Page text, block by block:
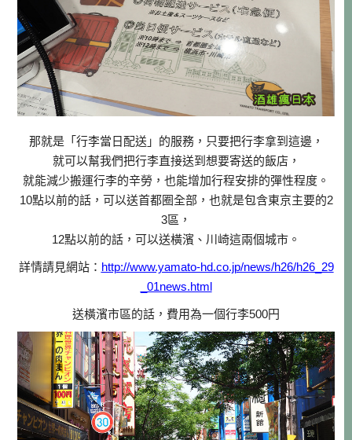
那就是「行李當日配送」的服務，只要把行李拿到這邊，
就可以幫我們把行李直接送到想要寄送的飯店，
就能減少搬運行李的辛勞，也能增加行程安排的彈性程度。
10點以前的話，可以送首都圈全部，也就是包含東京主要的2
3區，
12點以前的話，可以送橫濱、川崎這兩個城市。
詳情請見網站： http://www.yamato-hd.co.jp/news/h26/h26_29
_01news.html
送橫濱市區的話，費用為一個行李500円